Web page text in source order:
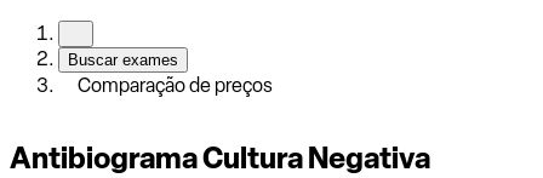
Buscar exames
Comparação de preços
Antibiograma Cultura Negativa